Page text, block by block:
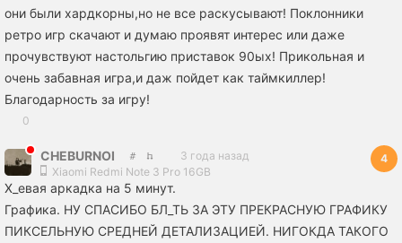
они были хардкорны,но не все раскусывают! Поклонники
ретро игр скачают и думаю проявят интерес или даже
прочувствуют настольгию приставок 90ых! Прикольная и
очень забавная игра,и даж пойдет как таймкиллер!
Благодарность за игру!
0
CHEBURNOI
3 года назад
Xiaomi Redmi Note 3 Pro 16GB
4
Х_евая аркадка на 5 минут.
Графика. НУ СПАСИБО БЛ_ТЬ ЗА ЭТУ ПРЕКРАСНУЮ ГРАФИКУ
ПИКСЕЛЬНУЮ СРЕДНЕЙ ДЕТАЛИЗАЦИЕЙ. НИГОКДА ТАКОГО